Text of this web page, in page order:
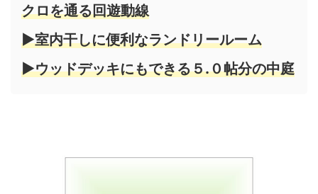
クロを通る回遊動線
▶室内干しに便利なランドリールーム
▶ウッドデッキにもできる５.０帖分の中庭